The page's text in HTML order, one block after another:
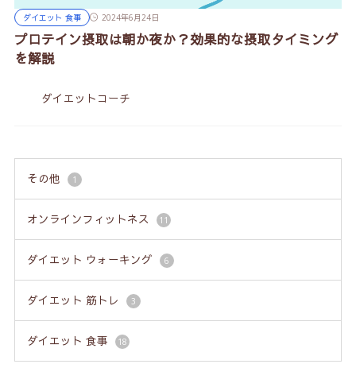
ダイエット 食事 2024年6月24日
プロテイン摂取は朝か夜か？効果的な摂取タイミング
を解説
ダイエットコーチ
その他 1
オンラインフィットネス 11
ダイエット ウォーキング 6
ダイエット 筋トレ 3
ダイエット 食事 18